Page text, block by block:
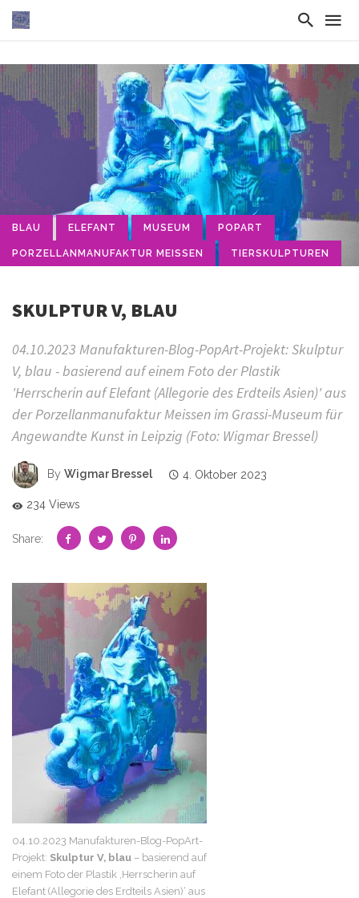
BLAU ELEFANT MUSEUM POPART
PORZELLANMANUFAKTUR MEISSEN TIERSKULPTUREN
SKULPTUR V, BLAU
04.10.2023 Manufakturen-Blog-PopArt-Projekt: Skulptur
V, blau - basierend auf einem Foto der Plastik
'Herrscherin auf Elefant (Allegorie des Erdteils Asien)' aus
der Porzellanmanufaktur Meissen im Grassi-Museum für
Angewandte Kunst in Leipzig (Foto: Wigmar Bressel)
By Wigmar Bressel 4. Oktober 2023
234 Views
Share:
04.10.2023 Manufakturen-Blog-PopArt-
Projekt: Skulptur V, blau – basierend auf
einem Foto der Plastik ‚Herrscherin auf
Elefant (Allegorie des Erdteils Asien)‘ aus